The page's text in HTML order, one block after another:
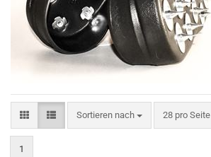
Sortieren nach
Sortieren nach 28 pro Seite
pro Seite
1